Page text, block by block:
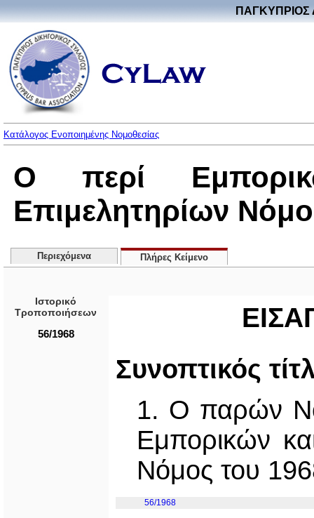
ΠΑΓΚΥΠΡΙΟΣ
Κατάλογος Ενοποιημένης Νομοθεσίας
Ο περί
Επιμελητηρίων
Περιεχόμενα Πλήρες Κείμενο
Ιστορικό
Τροποποιήσεων
56/1968
Συνοπτικός
1. Ο παρών
Εμπορικών
Νόμος του
56/1968